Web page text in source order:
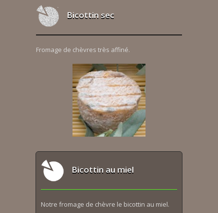
Bicottin sec
Fromage de chèvres très affiné.
Bicottin au miel
Notre fromage de chèvre le bicottin au miel.